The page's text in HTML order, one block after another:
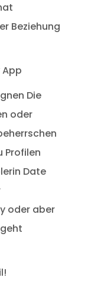
Beziehung
Die
oder
Profilen
Date
oder aber